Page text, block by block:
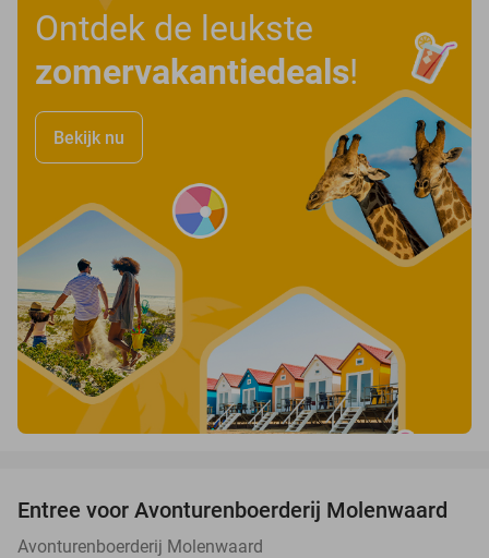
Ontdek de leukste
zomervakantiedeals!
Bekijk nu
27%
Entree voor Avonturenboerderij Molenwaard
Avonturenboerderij Molenwaard